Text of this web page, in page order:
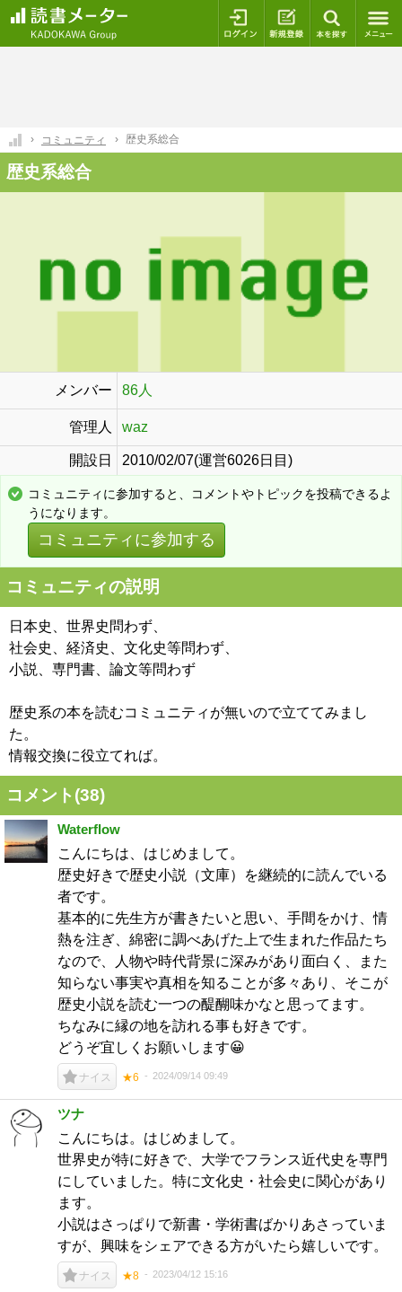
ログイン 新規登録
コミュニティ 歴史系総合
歴史系総合
メンバー 86人
管理人 waz
開設日 2010/02/07(運営6026日目)
コミュニティに参加すると、コメントやトピックを投稿できるよ
うになります。
コミュニティに参加する
コミュニティの説明
日本史、世界史問わず、
社会史、経済史、文化史等問わず、
小説、専門書、論文等問わず
歴史系の本を読むコミュニティが無いので立ててみまし
た。
情報交換に役立てれば。
コメント(38)
Waterflow
こんにちは、はじめまして。
歴史好きで歴史小説（文庫）を継続的に読んでいる
者です。
基本的に先生方が書きたいと思い、手間をかけ、情
熱を注ぎ、綿密に調べあげた上で生まれた作品たち
なので、人物や時代背景に深みがあり面白く、また
知らない事実や真相を知ることが多々あり、そこが
歴史小説を読む一つの醍醐味かなと思ってます。
ちなみに縁の地を訪れる事も好きです。
どうぞ宜しくお願いします😀
ナイス ★6 2024/09/14 09:49
ツナ
こんにちは。はじめまして。
世界史が特に好きで、大学でフランス近代史を専門
にしていました。特に文化史・社会史に関心があり
ます。
小説はさっぱりで新書・学術書ばかりあさっていま
すが、興味をシェアできる方がいたら嬉しいです。
ナイス ★8 2023/04/12 15:16